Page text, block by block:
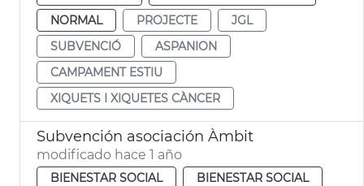
NORMAL
PROJECTE
JGL
SUBVENCIÓ
ASPANION
CAMPAMENT ESTIU
XIQUETS I XIQUETES CÀNCER
Subvención asociación Àmbit
modificado hace 1 año
BIENESTAR SOCIAL
BIENESTAR SOCIAL